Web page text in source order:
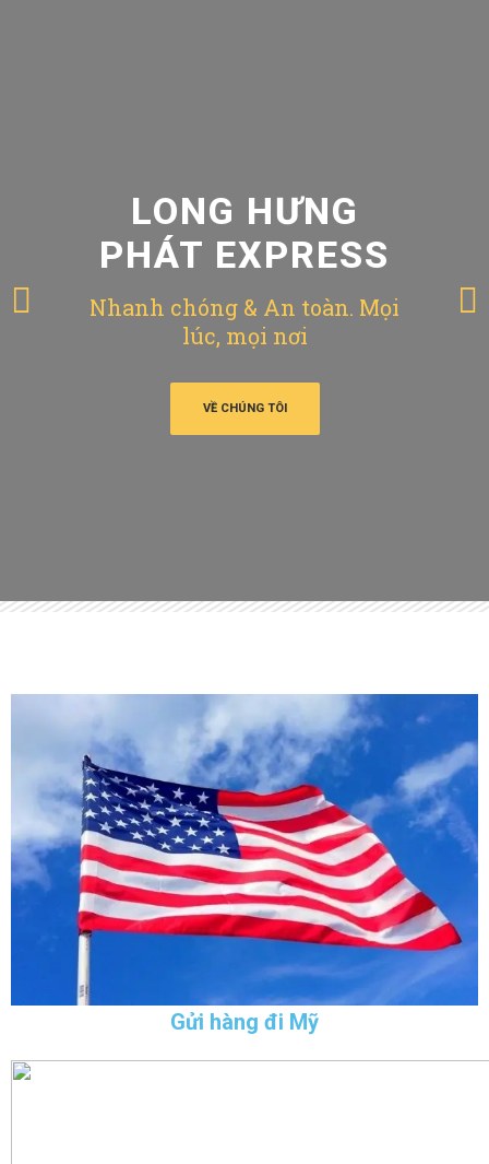
LONG HƯNG
PHÁT EXPRESS
Nhanh chóng & An toàn. Mọi
lúc, mọi nơi
VỀ CHÚNG TÔI
Gửi hàng đi Mỹ